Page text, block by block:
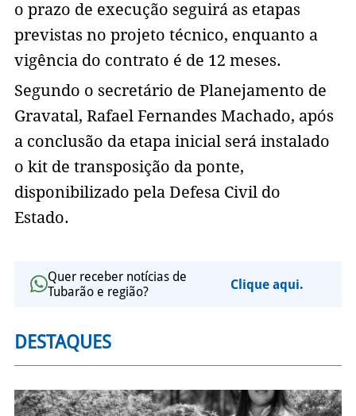
o prazo de execução seguirá as etapas
previstas no projeto técnico, enquanto a
vigência do contrato é de 12 meses.
Segundo o secretário de Planejamento de
Gravatal, Rafael Fernandes Machado, após
a conclusão da etapa inicial será instalado
o kit de transposição da ponte,
disponibilizado pela Defesa Civil do
Estado.
Quer receber notícias de
Tubarão e região?
Clique aqui.
DESTAQUES